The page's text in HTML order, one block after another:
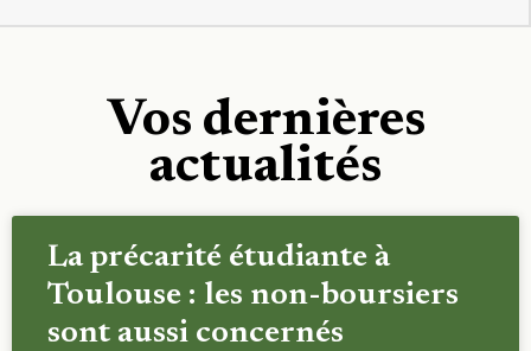
Vos dernières
actualités
La précarité étudiante à
Toulouse : les non-boursiers
sont aussi concernés